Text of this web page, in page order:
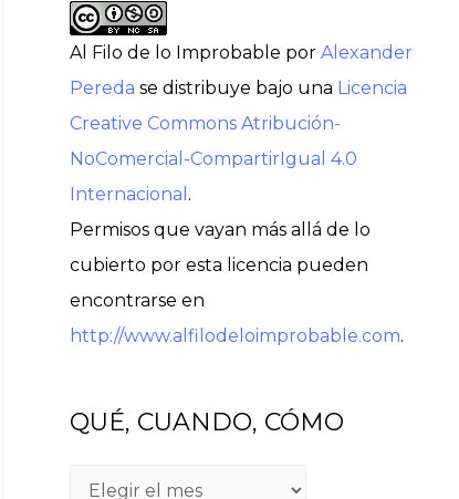
Al Filo de lo Improbable por Alexander
Pereda se distribuye bajo una Licencia
Creative Commons Atribución-
NoComercial-CompartirIgual 4.0
Internacional .
Permisos que vayan más allá de lo
cubierto por esta licencia pueden
encontrarse en
http://www.alfilodeloimprobable.com.
QUÉ, CUANDO, CÓMO